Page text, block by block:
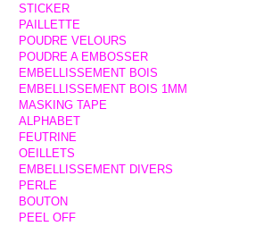
STICKER
PAILLETTE
POUDRE VELOURS
POUDRE A EMBOSSER
EMBELLISSEMENT BOIS
EMBELLISSEMENT BOIS 1MM
MASKING TAPE
ALPHABET
FEUTRINE
OEILLETS
EMBELLISSEMENT DIVERS
PERLE
BOUTON
PEEL OFF